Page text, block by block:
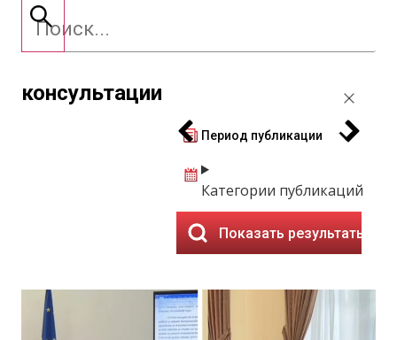
консультации
Период публикации
Категории публикаций
Показать результаты